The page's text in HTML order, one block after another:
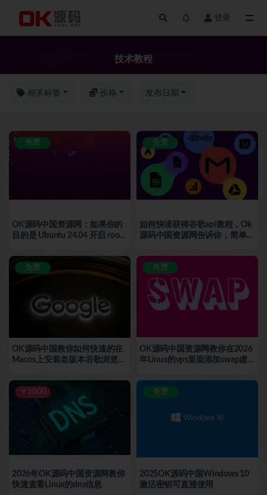
登录
技术教程
相关标签 价格 发布日期
免费
OK源码中国资源网：如果你的
目的是 Ubuntu 24.04 开启 root
这一组命令
免费
如何快读获得谷歌api教程，Ok
源码中国资源网告诉你，简单快
免费
OK源码中国教你如何快速的在
Macos上安装老版本谷歌浏览器
谷歌浏览器提醒
免费
OK源码中国资源网教你在2026
年Linux的vps里面添加swap虚
￥1000
2026年OK源码中国资源网教你
快速查看Linux的dns信息
免费
2025OK源码中国Windows 10
激活密钥‌可直接使用